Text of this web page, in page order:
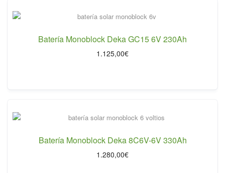
Batería Monoblock Deka GC15 6V 230Ah
1.125,00€
Batería Monoblock Deka 8C6V-6V 330Ah
1.280,00€